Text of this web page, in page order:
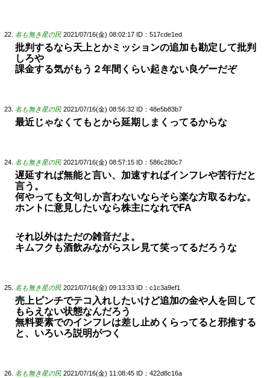
名も無き星の民 2021/07/16(金) 08:02:17 ID：517cde1ed
批判するなら天上とかミッションの追加も勘定して批判
しろや
課金する気がもう２年間くらい起きない良ゲーだぞ
名も無き星の民 2021/07/16(金) 08:56:32 ID：48e5b83b7
最近じゃなくてもとから延期しまくってるからな
名も無き星の民 2021/07/16(金) 08:57:15 ID：586c280c7
遅延すれば無能と言い、加速すればインフレや苦行だと
言う。
何やっても文句しか言わないならそら楽な方取るわな。
ホントに意見したいなら株主になれでFA
それ以外はただの雑音だよ。
キムフクも酒飲みながらスレ見て笑ってるだろうな
名も無き星の民 2021/07/16(金) 09:13:33 ID：c1c3a9ef1
売上ピンチでテコ入れしたいけど追加の金や人を回して
もらえない状態なんだろう
無料要素でのインフレは差し止めくらってると邪推する
と、いろいろ説明がつく
名も無き星の民 2021/07/16(金) 11:08:45 ID：422d8c16a